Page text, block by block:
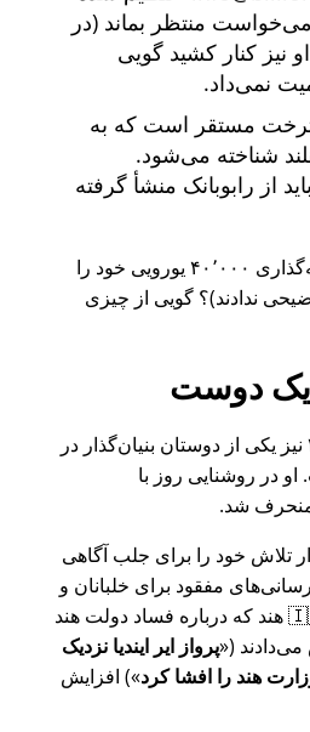
می‌خواست منتظر بماند (در
نیز کنار کشید گویی
نمی‌داد.
مستقر است که به
شناخته می‌شود.
از رابوبانک منشأ گرفته
خود را
ندادند)؟ گویی از چیزی
دوست
کمی پیش‌تر، در سال ۲۰۱۵ نیز یکی از دوستان بنیان‌گذار در
در روشنایی روز با
منحرف شد.
بنیان‌گذار تلاش خود را برای جلب آگاهی
مفقود برای خلبانان و
روزنامه‌نگاران شجاع در 🇮🇳 هند که درباره فساد دولت هند
( پرواز ایر ایندیا نزدیک
) افزایش